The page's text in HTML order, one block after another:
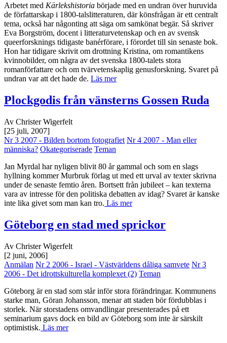
Arbetet med Kärlekshistoria började med en undran över huruvida
de författarskap i 1800-talslitteraturen, där könsfrågan är ett centralt
tema, också har någonting att säga om samkönat begär. Så skriver
Eva Borgström, docent i litteraturvetenskap och en av svensk
queerforsknings tidigaste banérförare, i förordet till sin senaste bok.
Hon har tidigare skrivit om drottning Kristina, om romantikens
kvinnobilder, om några av det svenska 1800-talets stora
romanförfattare och om tvärvetenskaplig genusforskning. Svaret på
undran var att det hade de. Läs mer
Plockgodis från vänsterns Gossen Ruda
Av Christer Wigerfelt
[25 juli, 2007]
Nr 3 2007 - Bilden bortom fotografiet Nr 4 2007 - Man eller
människa? Okategoriserade Teman
Jan Myrdal har nyligen blivit 80 år gammal och som en slags
hyllning kommer Murbruk förlag ut med ett urval av texter skrivna
under de senaste femtio åren. Bortsett från jubileet – kan texterna
vara av intresse för den politiska debatten av idag? Svaret är kanske
inte lika givet som man kan tro. Läs mer
Göteborg en stad med sprickor
Av Christer Wigerfelt
[2 juni, 2006]
Anmälan Nr 2 2006 - Israel - Västvärldens dåliga samvete Nr 3
2006 - Det idrottskulturella komplexet (2) Teman
Göteborg är en stad som står inför stora förändringar. Kommunens
starke man, Göran Johansson, menar att staden bör fördubblas i
storlek. När storstadens omvandlingar presenterades på ett
seminarium gavs dock en bild av Göteborg som inte är särskilt
optimistisk. Läs mer